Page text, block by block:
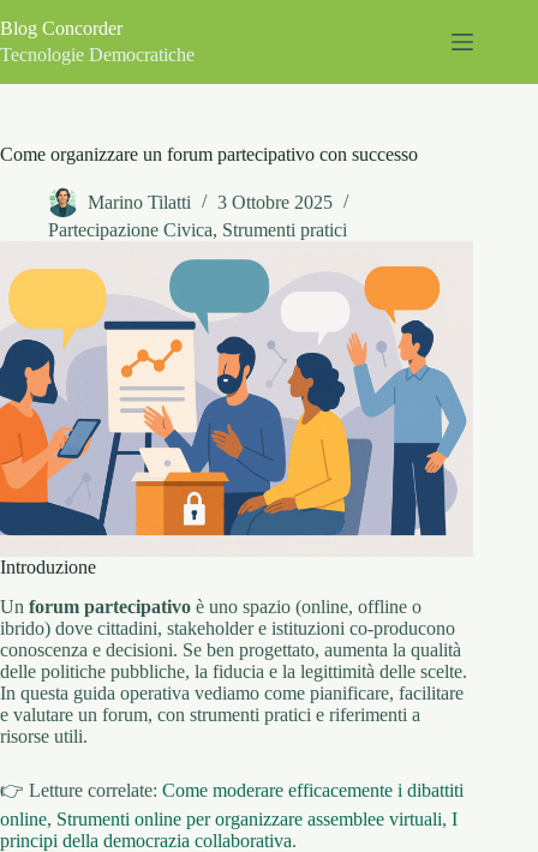
al
contenuto
Blog Concorder
Tecnologie Democratiche
Come organizzare un forum partecipativo con successo
Marino Tilatti
3 Ottobre 2025
Partecipazione Civica, Strumenti pratici
Introduzione
Un forum partecipativo è uno spazio (online, offline o
ibrido) dove cittadini, stakeholder e istituzioni co-producono
conoscenza e decisioni. Se ben progettato, aumenta la qualità
delle politiche pubbliche, la fiducia e la legittimità delle scelte.
In questa guida operativa vediamo come pianificare, facilitare
e valutare un forum, con strumenti pratici e riferimenti a
risorse utili.
👉 Letture correlate: Come moderare efficacemente i dibattiti
online, Strumenti online per organizzare assemblee virtuali, I
principi della democrazia collaborativa.